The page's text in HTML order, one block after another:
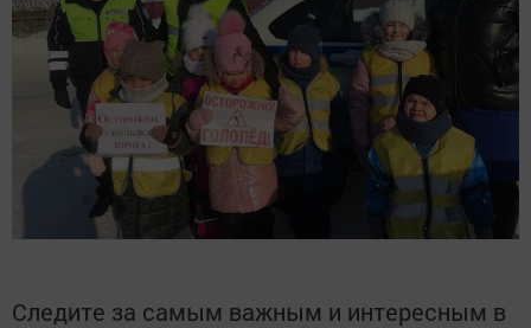
Следите за самым важным и интересным в